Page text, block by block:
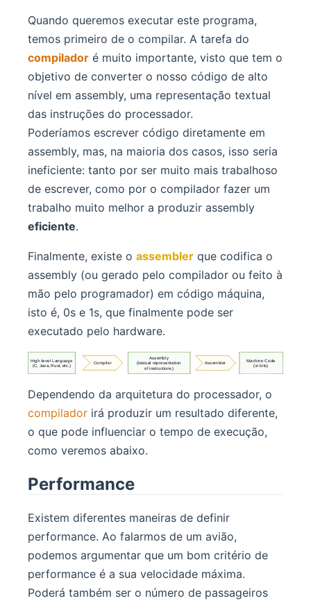
Quando queremos executar este programa,
temos primeiro de o compilar. A tarefa do
compilador é muito importante, visto que tem o
objetivo de converter o nosso código de alto
nível em assembly, uma representação textual
das instruções do processador.
Poderíamos escrever código diretamente em
assembly, mas, na maioria dos casos, isso seria
ineficiente: tanto por ser muito mais trabalhoso
de escrever, como por o compilador fazer um
trabalho muito melhor a produzir assembly
eficiente.
Finalmente, existe o assembler que codifica o
assembly (ou gerado pelo compilador ou feito à
mão pelo programador) em código máquina,
isto é, 0s e 1s, que finalmente pode ser
executado pelo hardware.
Dependendo da arquitetura do processador, o
compilador irá produzir um resultado diferente,
o que pode influenciar o tempo de execução,
como veremos abaixo.
Performance
Existem diferentes maneiras de definir
performance. Ao falarmos de um avião,
podemos argumentar que um bom critério de
performance é a sua velocidade máxima.
Poderá também ser o número de passageiros